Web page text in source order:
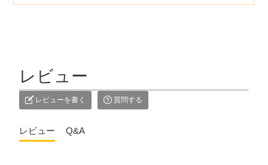
レビュー
レビューを書く 質問する
レビュー Q&A